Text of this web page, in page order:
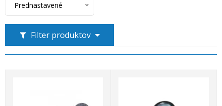
Filter produktov
Prednastavené